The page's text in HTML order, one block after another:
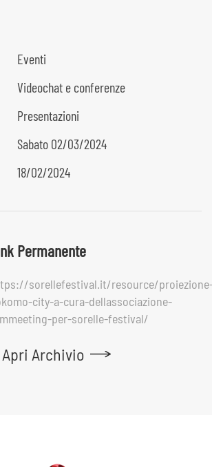
Eventi
Videochat e conferenze
Presentazioni
Sabato 02/03/2024
18/02/2024
Permanente
sorellefestival.it/resource/
city-a-cura-dellassociazione-
per-sorelle-festival/
Apri Archivio